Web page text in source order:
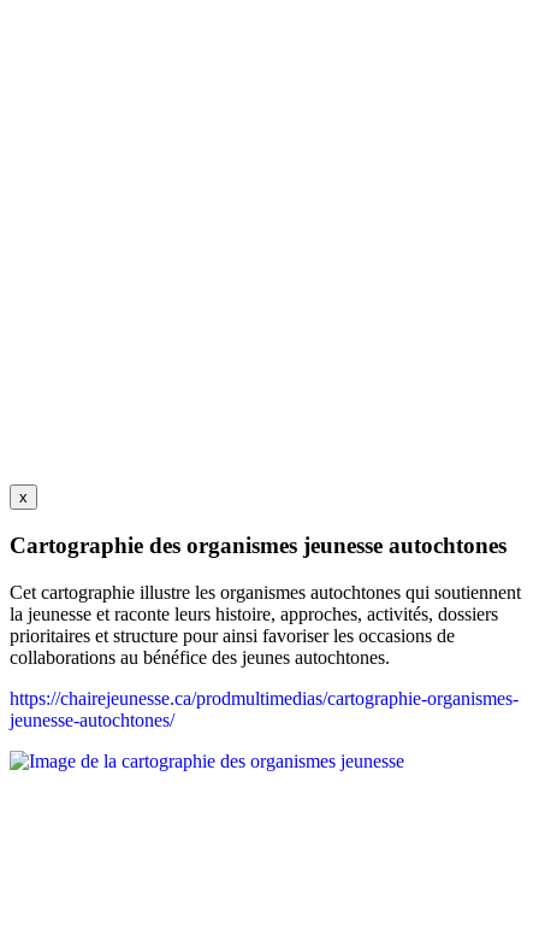
x
Cartographie des organismes jeunesse autochtones
Cet cartographie illustre les organismes autochtones qui soutiennent
la jeunesse et raconte leurs histoire, approches, activités, dossiers
prioritaires et structure pour ainsi favoriser les occasions de
collaborations au bénéfice des jeunes autochtones.
https://chairejeunesse.ca/prodmultimedias/cartographie-organismes-
jeunesse-autochtones/